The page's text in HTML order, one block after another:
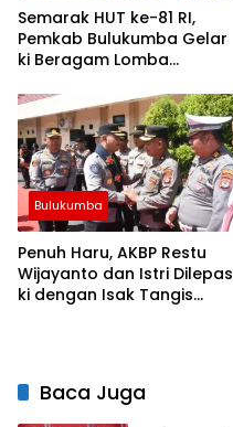
Semarak HUT ke-81 RI,
Pemkab Bulukumba Gelar
ki Beragam Lomba
Olahraga
Bulukumba
Penuh Haru, AKBP Restu
Wijayanto dan Istri Dilepas
ki dengan Isak Tangis
Baca Juga